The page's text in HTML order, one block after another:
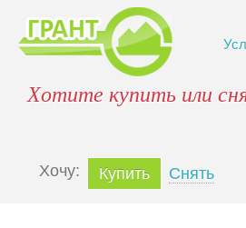
Хотите купить или
Xочу: Купить Снять